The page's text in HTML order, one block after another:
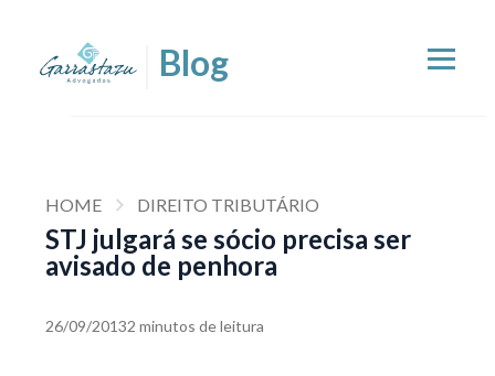
HOME DIREITO TRIBUTÁRIO
STJ julgará se sócio precisa ser
avisado de penhora
26/09/20132 minutos de leitura